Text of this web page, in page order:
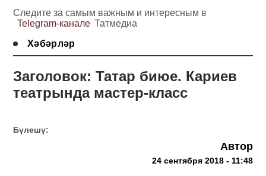
Следите за самым важным и интересным в
Telegram-канале Татмедиа
Хәбәрләр
Заголовок: Татар биюе. Кариев
театрында мастер-класс
Бүлешү:
Автор
24 сентября 2018 - 11:48